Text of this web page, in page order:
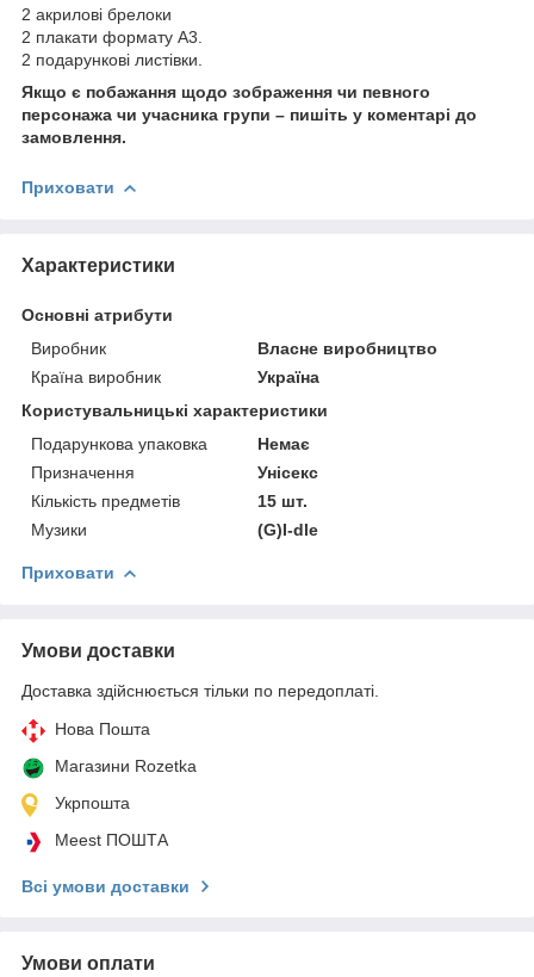
2 акрилові брелоки
2 плакати формату А3.
2 подарункові листівки.
Якщо є побажання щодо зображення чи певного
персонажа чи учасника групи – пишіть у коментарі до
замовлення.
Приховати
Характеристики
Основні атрибути
Виробник
Власне виробництво
Країна виробник
Україна
Користувальницькі характеристики
Подарункова упаковка
Немає
Призначення
Унісекс
Кількість предметів
15 шт.
Музики
(G)I-dle
Приховати
Умови доставки
Доставка здійснюється тільки по передоплаті.
Нова Пошта
Магазини Rozetka
Укрпошта
Meest ПОШТА
Всі умови доставки
Умови оплати